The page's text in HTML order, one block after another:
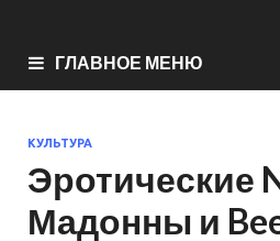
ГЛАВНОЕ МЕНЮ
КУЛЬТУРА
Эротические
Мадонны и